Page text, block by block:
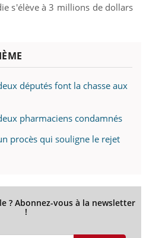
s'élève à 3 millions de dollars
députés font la chasse aux
pharmaciens condamnés
procès qui souligne le rejet
? Abonnez-vous à la newsletter
!